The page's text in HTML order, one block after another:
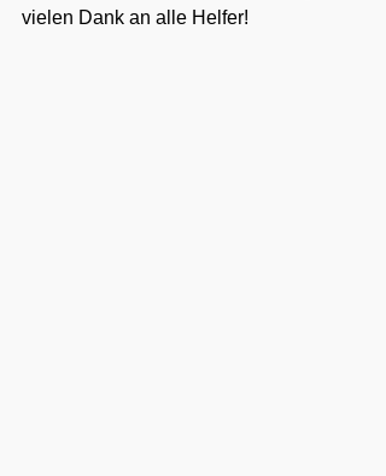
vielen Dank an alle Helfer!